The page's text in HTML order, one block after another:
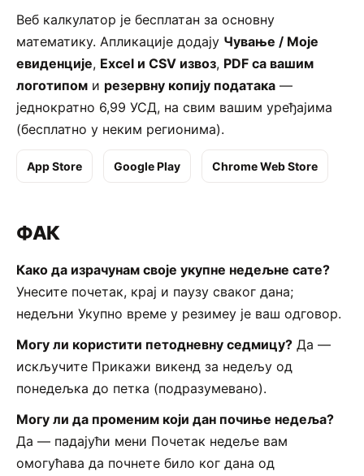
Веб калкулатор је бесплатан за основну
математику. Апликације додају Чување / Моје
евиденције, Excel и CSV извоз, PDF са вашим
логотипом и резервну копију података —
једнократно 6,99 УСД, на свим вашим уређајима
(бесплатно у неким регионима).
App Store Google Play Chrome Web Store
ФАК
Како да израчунам своје укупне недељне сате?
Унесите почетак, крај и паузу сваког дана;
недељни Укупно време у резимеу је ваш одговор.
Могу ли користити петодневну седмицу? Да —
искључите Прикажи викенд за недељу од
понедељка до петка (подразумевано).
Могу ли да променим који дан почиње недеља?
Да — падајући мени Почетак недеље вам
омогућава да почнете било ког дана од